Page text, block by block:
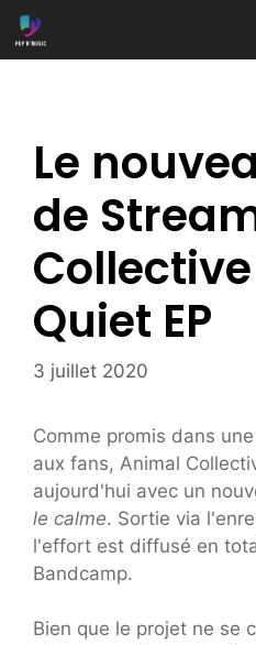
Aller
au
Le
de
Quiet EP
3 juillet 2020
Comme promis dans
aux fans, Animal
aujourd'hui avec un
le calme. Sortie via
l'effort est diffusé en
Bandcamp.
Bien que le projet ne se